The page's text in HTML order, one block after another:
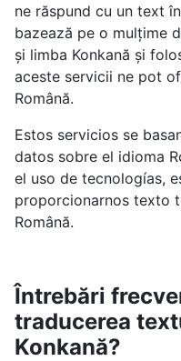
ne răspund cu un text
bazează pe o mulțime
și limba Konkană și
aceste servicii ne pot
Română.
Estos servicios se
datos sobre el idioma
el uso de tecnologías,
proporcionarnos texto
Română.
Întrebări
traducerea
Konkană?